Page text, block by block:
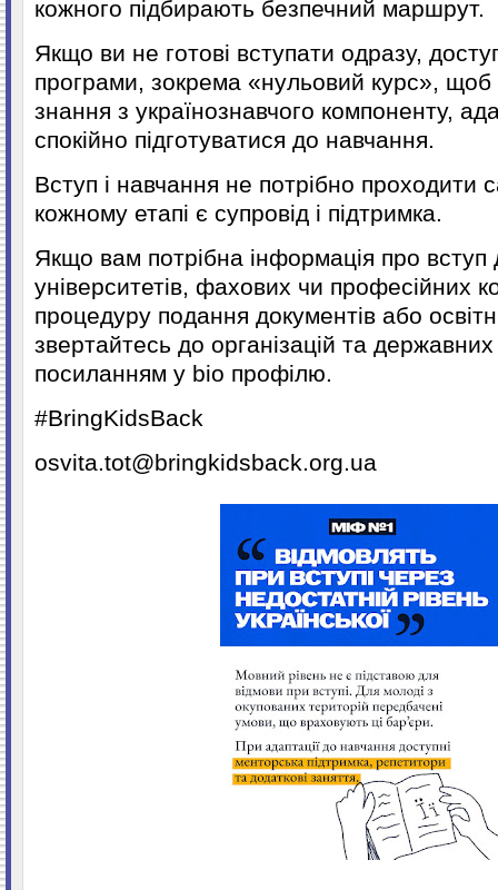
кожного підбирають безпечний маршрут.
Якщо ви не готові вступати одразу,
програми, зокрема «нульовий курс», щоб
знання з українознавчого компоненту,
спокійно підготуватися до навчання.
Вступ і навчання не потрібно проходити
кожному етапі є супровід і підтримка.
Якщо вам потрібна інформація про вступ
університетів, фахових чи професійних
процедуру подання документів або
звертайтесь до організацій та державних
посиланням у bio профілю.
#BringKidsBack
osvita.tot@bringkidsback.org.ua